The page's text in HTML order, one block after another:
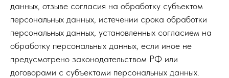
данных, отзыве согласия на обработку субъектом
персональных данных, истечении срока обработки
персональных данных, установленных согласием на
обработку персональных данных, если иное не
предусмотрено законодательством РФ или
договорами с субъектами персональных данных.